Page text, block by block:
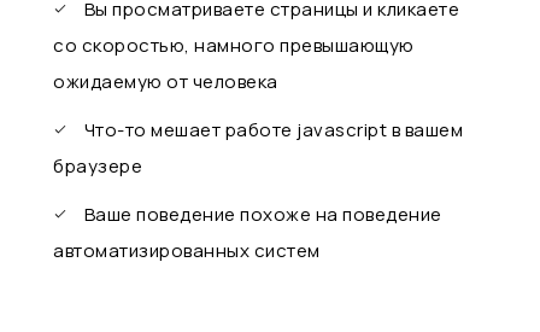
Вы просматриваете страницы и кликаете
со скоростью, намного превышающую
ожидаемую от человека
Что-то мешает работе javascript в вашем
браузере
Ваше поведение похоже на поведение
автоматизированных систем